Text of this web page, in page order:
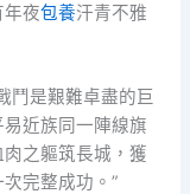
夜包養汗青不雅
鬥是艱難卓盡的巨
近族同一陣線旗
之軀筑長城，獲
完整成功。”